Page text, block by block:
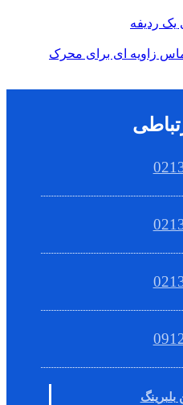
یک ردیفه
زاویه ای برای محرک
بلبرینگ